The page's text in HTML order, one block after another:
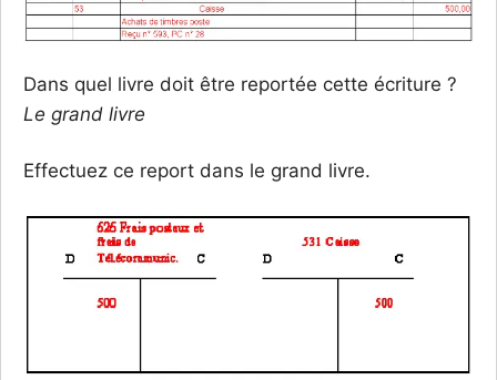
Dans quel livre doit être reportée cette écriture ?
Le grand livre
Effectuez ce report dans le grand livre.